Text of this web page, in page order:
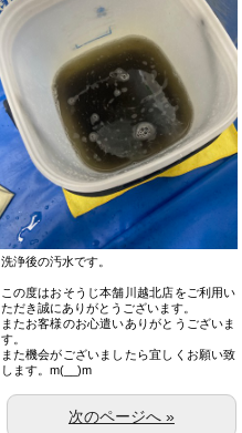
洗浄後の汚水です。
この度はおそうじ本舗川越北店をご利用い
ただき誠にありがとうございます。
またお客様のお心遣いありがとうございま
す。
また機会がございましたら宜しくお願い致
します。m(__)m
次のページへ »